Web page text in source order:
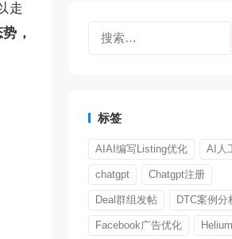
走
势 ，
标签
AIAI编写Listing优化 AI人
chatgpt Chatgpt注册
Deal群组发帖 DTC案例分
Facebook广告优化